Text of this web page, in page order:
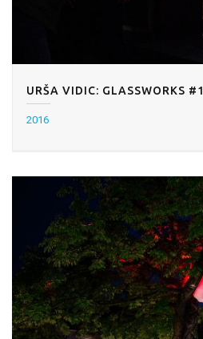
URŠA VIDIC: GLASSWORKS #1
2016